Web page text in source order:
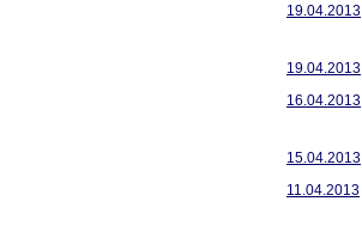
19.04.2013
19.04.2013
16.04.2013
15.04.2013
11.04.2013